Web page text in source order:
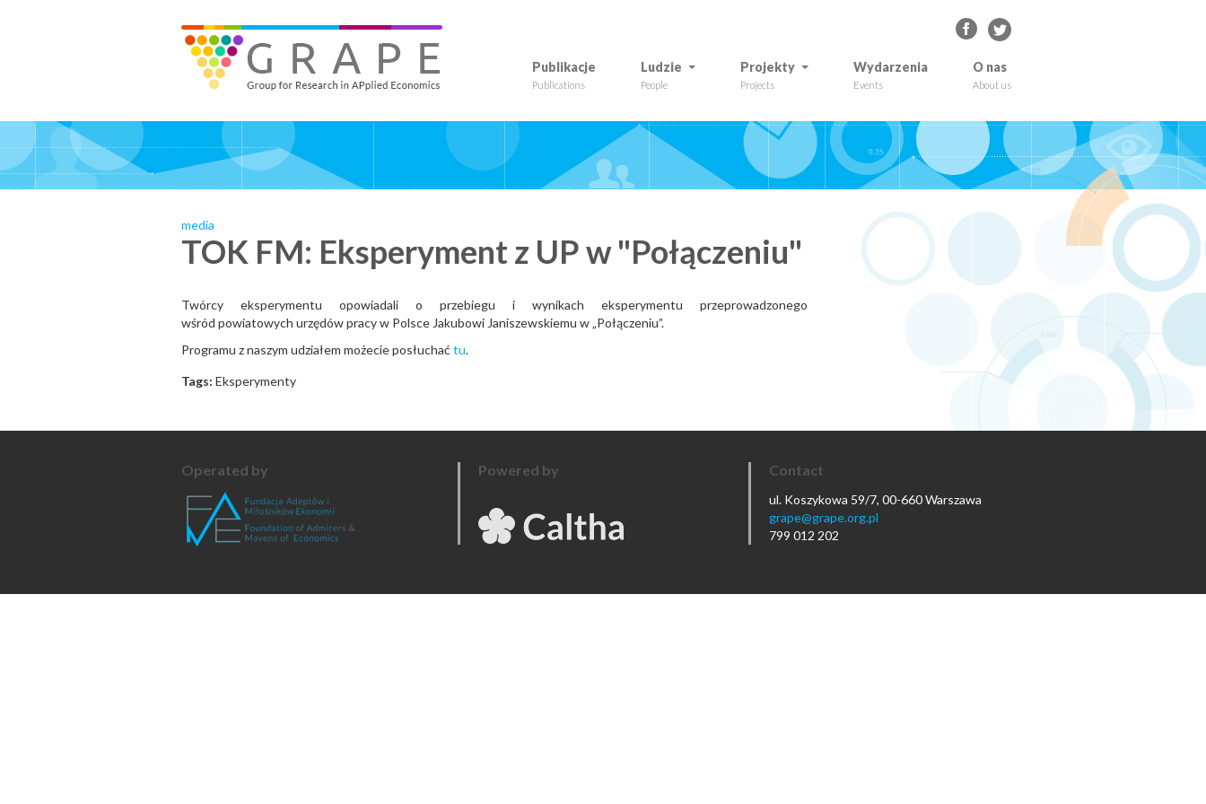
GRAPE - Group for Research in APplied Economics
Publikacje
Publications
Ludzie
People
Projekty
Projects
Wydarzenia
Events
O nas
About us
media
TOK FM: Eksperyment z UP w "Połączeniu"
Twórcy eksperymentu opowiadali o przebiegu i wynikach eksperymentu przeprowadzonego
wśród powiatowych urzędów pracy w Polsce Jakubowi Janiszewskiemu w „Połączeniu”.
Programu z naszym udziałem możecie posłuchać tu.
Tags: Eksperymenty
Operated by Powered by Contact
ul. Koszykowa 59/7, 00-660 Warszawa
grape@grape.org.pl
799 012 202